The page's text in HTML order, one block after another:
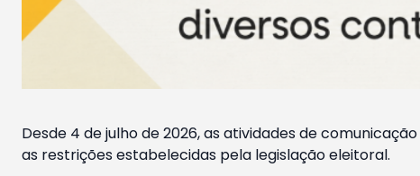
Desde 4 de julho de 2026, as atividades de
as restrições estabelecidas pela legislação eleitoral.